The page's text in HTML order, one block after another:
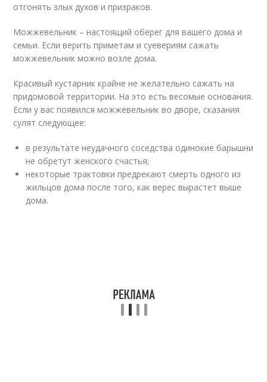
отгонять злых духов и призраков.
Можжевельник – настоящий оберег для вашего дома и
семьи. Если верить приметам и суевериям сажать
можжевельник можно возле дома.
Красивый кустарник крайне не желательно сажать на
придомовой территории. На это есть весомые основания.
Если у вас появился можжевельник во дворе, сказания
сулят следующее:
в результате неудачного соседства одинокие барышни
не обретут женского счастья;
некоторые трактовки предрекают смерть одного из
жильцов дома после того, как верес вырастет выше
дома.